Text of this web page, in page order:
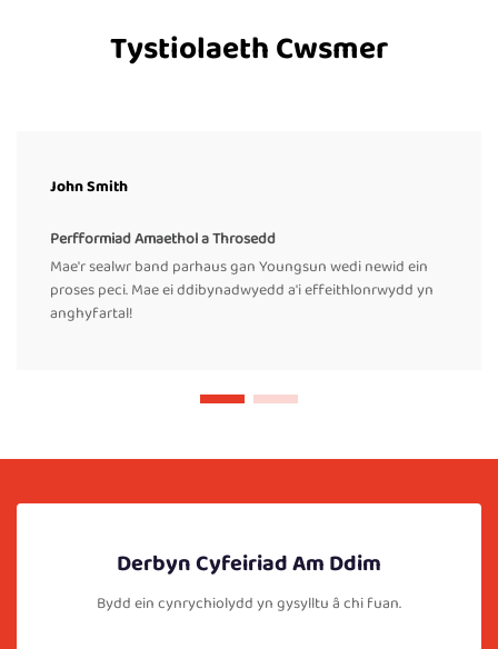
Tystiolaeth Cwsmer
John Smith
Perfformiad Amaethol a Throsedd
Mae'r sealwr band parhaus gan Youngsun wedi newid ein
proses peci. Mae ei ddibynadwyedd a'i effeithlonrwydd yn
anghyfartal!
Derbyn Cyfeiriad Am Ddim
Bydd ein cynrychiolydd yn gysylltu â chi fuan.